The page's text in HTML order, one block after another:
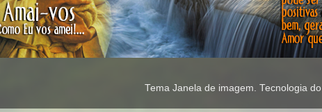
Tema Janela de imagem. Tecnologia do